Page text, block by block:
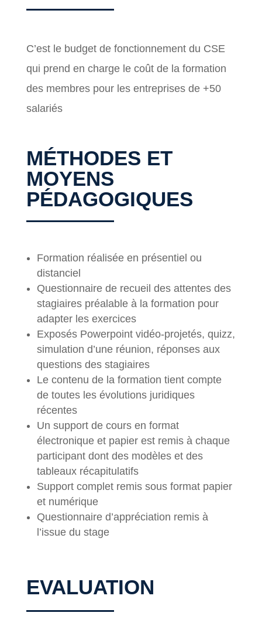
C’est le budget de fonctionnement du CSE
qui prend en charge le coût de la formation
des membres pour les entreprises de +50
salariés
MÉTHODES ET
MOYENS
PÉDAGOGIQUES
Formation réalisée en présentiel ou
distanciel
Questionnaire de recueil des attentes des
stagiaires préalable à la formation pour
adapter les exercices
Exposés Powerpoint vidéo-projetés, quizz,
simulation d’une réunion, réponses aux
questions des stagiaires
Le contenu de la formation tient compte
de toutes les évolutions juridiques
récentes
Un support de cours en format
électronique et papier est remis à chaque
participant dont des modèles et des
tableaux récapitulatifs
Support complet remis sous format papier
et numérique
Questionnaire d’appréciation remis à
l’issue du stage
EVALUATION